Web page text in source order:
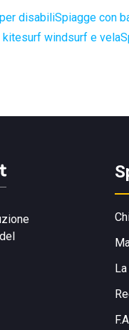
disabiliSpiagge con
windsurf e vela